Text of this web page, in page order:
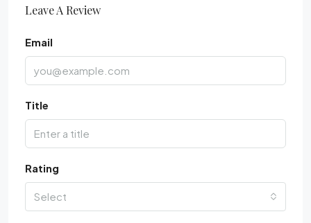
Leave A Review
Email
Title
Rating
Select